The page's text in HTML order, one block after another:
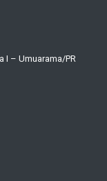
I – Umuarama/PR